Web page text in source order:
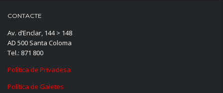
CONTACTE
Av. d’Enclar, 144 > 148
AD 500 Santa Coloma
Tel.: 871 800
Política de Privadesa
Política de Galetes